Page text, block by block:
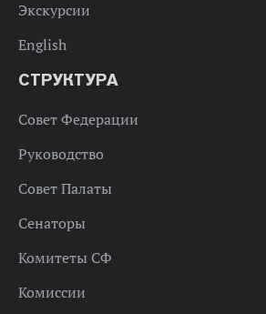
Экскурсии
English
СТРУКТУРА
Совет Федерации
Руководство
Совет Палаты
Сенаторы
Комитеты СФ
Комиссии